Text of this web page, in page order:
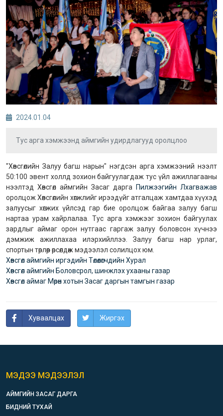
2024.01.04
Тус арга хэмжээнд аймгийн удирдлагууд оролцлоо
"Хөвсгөлийн Залуу багш нарын" нэгдсэн арга хэмжээний нээлт
50:100 эвент холлд зохион байгуулагдаж тус үйл ажиллагааны
нээлтэд Хөвсгөл аймгийн Засаг дарга Пилжээгийн Лхагважав
оролцож Хөвсгөлийн хөгжлийг ирээдүйг атгалцаж хамтдаа хүүхэд
залуусыг хөгжих үйлсэд гар бие оролцож байгаа залуу багш
нартаа урам хайрлалаа. Тус арга хэмжээг зохион байгуулах
зардлыг аймаг орон нутгаас гаргаж залуу боловсон хүчнээ
дэмжиж ажиллахаа илэрхийллээ. Залуу багш нар урлаг,
спортын төрлөөр өрсөлдөж мэдээлэл солилцох юм.
Хөвсгөл аймгийн иргэдийн Төлөөлөгчдийн Хурал
Хөвсгөл аймгийн Боловсрол, шинжлэх ухааны газар
Хөвсгөл аймаг Мөрөн хотын Засаг даргын тамгын газар
Хуваалцах Жиргэх
МЭДЭЭ МЭДЭЭЛЭЛ
АЙМГИЙН ЗАСАГ ДАРГА
БИДНИЙ ТУХАЙ